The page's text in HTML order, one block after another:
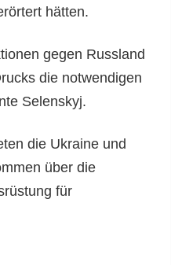
hätten.
gegen Russland
die notwendigen
Selenskyj.
die Ukraine und
über die
für